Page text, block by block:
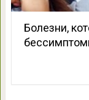
Болезни,